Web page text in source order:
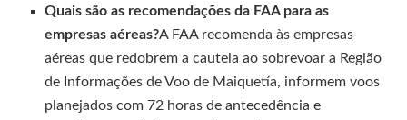
Quais são as recomendações da FAA para as
empresas aéreas?A FAA recomenda às empresas
aéreas que redobrem a cautela ao sobrevoar a Região
de Informações de Voo de Maiquetía, informem voos
planejados com 72 horas de antecedência e